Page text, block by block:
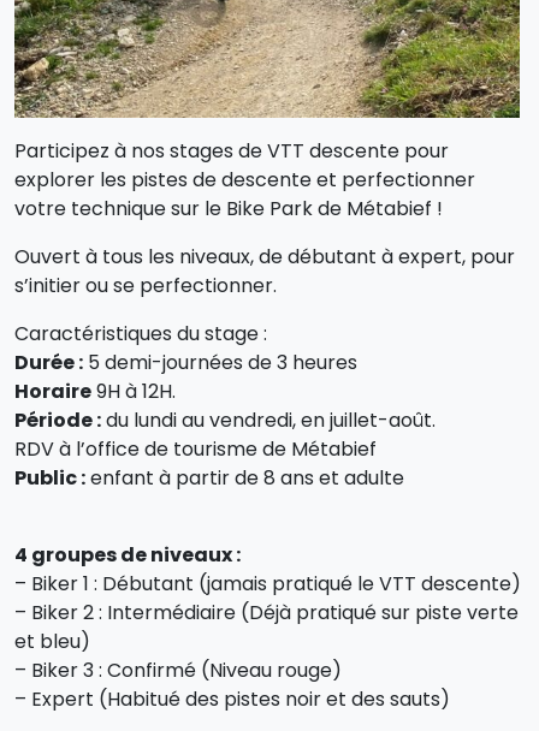
Participez à nos stages de VTT descente pour
explorer les pistes de descente et perfectionner
votre technique sur le Bike Park de Métabief !
Ouvert à tous les niveaux, de débutant à expert, pour
s’initier ou se perfectionner.
Caractéristiques du stage :
Durée : 5 demi-journées de 3 heures
Horaire9H à 12H.
Période :du lundi au vendredi, en juillet-août.
RDV à l’office de tourisme de Métabief
Public :enfant à partir de 8 ans et adulte
4 groupes de niveaux :
– Biker 1 : Débutant (jamais pratiqué le VTT descente)
– Biker 2 : Intermédiaire (Déjà pratiqué sur piste verte
et bleu)
– Biker 3 : Confirmé (Niveau rouge)
– Expert (Habitué des pistes noir et des sauts)